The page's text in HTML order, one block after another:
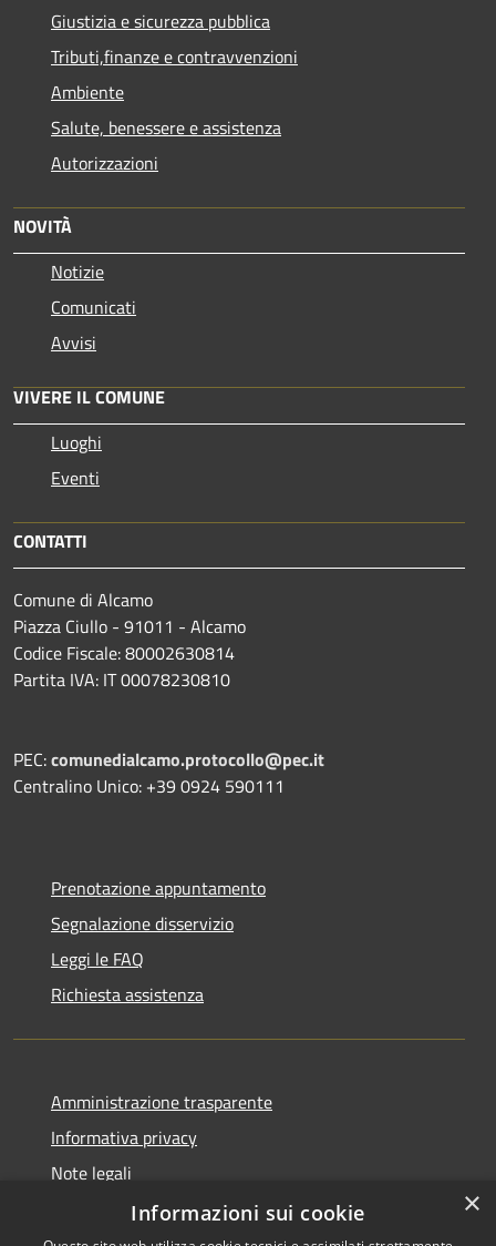
Giustizia e sicurezza pubblica
Tributi,finanze e contravvenzioni
Ambiente
Salute, benessere e assistenza
Autorizzazioni
NOVITÀ
Notizie
Comunicati
Avvisi
VIVERE IL COMUNE
Luoghi
Eventi
CONTATTI
Comune di Alcamo
Piazza Ciullo - 91011 - Alcamo
Codice Fiscale: 80002630814
Partita IVA: IT 00078230810
PEC:comunedialcamo.protocollo@pec.it
Centralino Unico: +39 0924 590111
Prenotazione appuntamento
Segnalazione disservizio
Leggi le FAQ
Richiesta assistenza
Amministrazione trasparente
Informativa privacy
Note legali
Dichiarazione di accessibilità
×
Informazioni sui cookie